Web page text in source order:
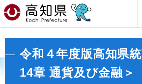
令和４年度版高知県
14章 通貨及び金融＞